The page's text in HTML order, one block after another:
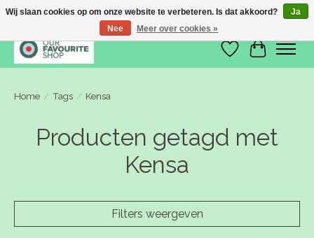
Verlanglijst
Home / Tags / Kensa
Producten getagd met
Kensa
Filters weergeven
Wij slaan cookies op om onze website te verbeteren. Is dat akkoord?
Ja
Nee
Meer over cookies »